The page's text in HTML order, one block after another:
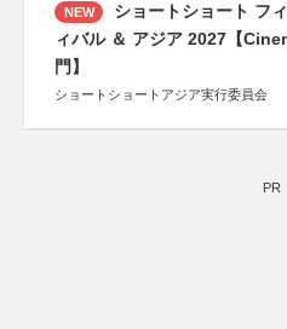
NEW
ショートショート フ
ィバル ＆ アジア 2027【
門】
ショートショートアジア実行委員会
PR